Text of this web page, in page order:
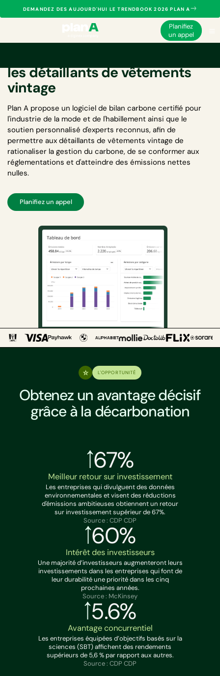
DEMANDEZ DES AUJOURD'HUI LE TRENDBOOK 2026 PLAN A
Planifiez
un appel
les détaillants de vêtements
vintage
Plan A propose un logiciel de bilan carbone certifié pour
l'industrie de la mode et de l'habillement ainsi que le
soutien personnalisé d'experts reconnus, afin de
permettre aux détaillants de vêtements vintage de
rationaliser la gestion du carbone, de se conformer aux
réglementations et d'atteindre des émissions nettes
nulles.
Planifiez un appel
L'OPPORTUNITÉ
Obtenez un avantage décisif
grâce à la décarbonation
67%
Meilleur retour sur investissement
Les entreprises qui divulguent des données
environnementales et visent des réductions
d'émissions ambitieuses obtiennent un retour
sur investissement supérieur de 67%.
Source : CDP CDP
60%
Intérêt des investisseurs
Une majorité d’investisseurs augmenteront leurs
investissements dans les entreprises qui font de
leur durabilité une priorité dans les cinq
prochaines années.
Source : McKinsey
5.6%
Avantage concurrentiel
Les entreprises équipées d’objectifs basés sur la
sciences (SBT) affichent des rendements
supérieurs de 5,6 % par rapport aux autres.
Source : CDP CDP